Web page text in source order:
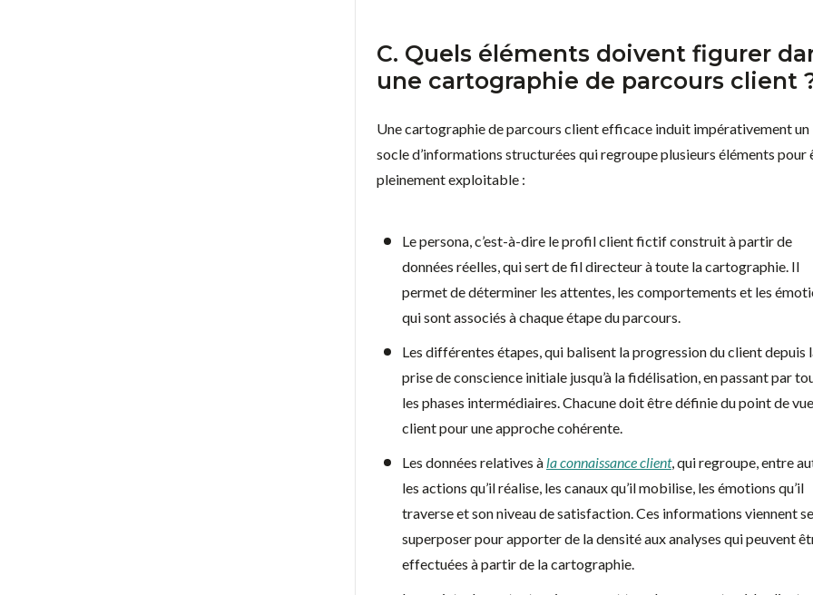
C. Quels éléments doivent figurer
une cartographie de parcours client
Une cartographie de parcours client efficace induit impérativement un
socle d’informations structurées qui regroupe plusieurs éléments pour
pleinement exploitable :
Le persona, c’est-à-dire le profil client fictif construit à partir de
données réelles, qui sert de fil directeur à toute la cartographie. Il
permet de déterminer les attentes, les comportements et les
qui sont associés à chaque étape du parcours.
Les différentes étapes, qui balisent la progression du client depuis
prise de conscience initiale jusqu’à la fidélisation, en passant par
les phases intermédiaires. Chacune doit être définie du point de
client pour une approche cohérente.
Les données relatives à la connaissance client, qui regroupe, entre
les actions qu’il réalise, les canaux qu’il mobilise, les émotions qu’il
traverse et son niveau de satisfaction. Ces informations viennent se
superposer pour apporter de la densité aux analyses qui peuvent
effectuées à partir de la cartographie.